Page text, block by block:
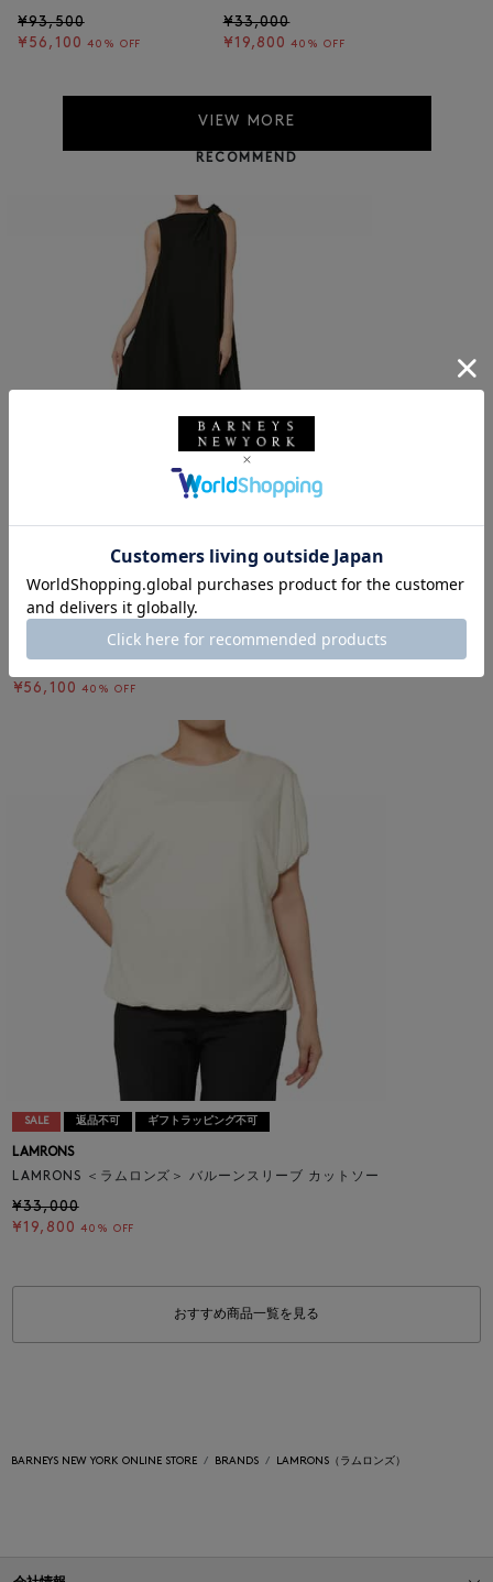
¥93,500
¥56,100 40% OFF
¥33,000
¥19,800 40% OFF
VIEW MORE
RECOMMEND
SALE 返品不可 ギフトラッピング不可
LAMRONS
LAMRONS ＜ラムロンズ＞ ノットネック マキシドレス
¥56,100 40% OFF
SALE 返品不可 ギフトラッピング不可
LAMRONS
LAMRONS ＜ラムロンズ＞ バルーンスリーブ カットソー
¥33,000
¥19,800 40% OFF
おすすめ商品一覧を見る
BARNEYS NEW YORK ONLINE STORE BRANDS LAMRONS（ラムロンズ）